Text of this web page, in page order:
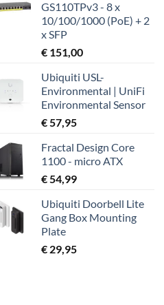
GS110TPv3 - 8 x
10/100/1000 (PoE) + 2
x SFP
€ 151,00
Ubiquiti USL-
Environmental | UniFi
Environmental Sensor
€ 57,95
Fractal Design Core
1100 - micro ATX
€ 54,99
Ubiquiti Doorbell Lite
Gang Box Mounting
Plate
€ 29,95